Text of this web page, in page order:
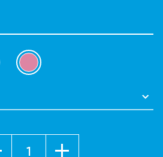
selected